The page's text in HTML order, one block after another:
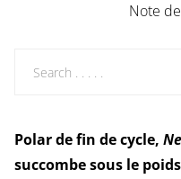
Note
Polar de fin de cycle,
succombe sous le